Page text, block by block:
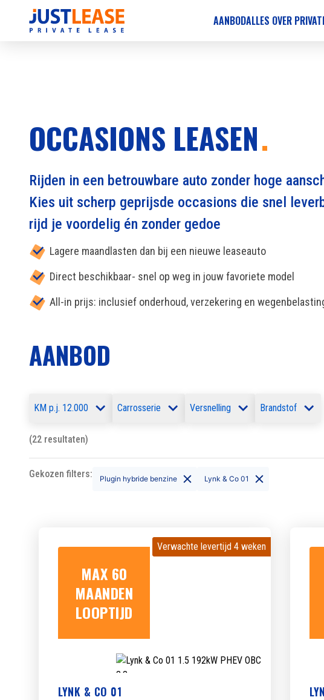
AANBODALLES OVER
OCCASIONS LEASEN
Rijden in een betrouwbare auto zonder hoge
Kies uit scherp geprijsde occasions die snel
rijd je voordelig én zonder gedoe
Lagere maandlasten dan bij een nieuwe leaseauto
Direct beschikbaar- snel op weg in jouw favoriete model
All-in prijs: inclusief onderhoud, verzekering en
AANBOD
KM p.j. 12.000 Carrosserie Versnelling Brandstof
(22 resultaten)
Gekozen filters: Plugin hybride benzine Lynk & Co 01
MAX 60
MAANDEN
LOOPTIJD
Verwachte levertijd 4 weken
Verwachte levertijd 4 weken
LYNK & CO 01